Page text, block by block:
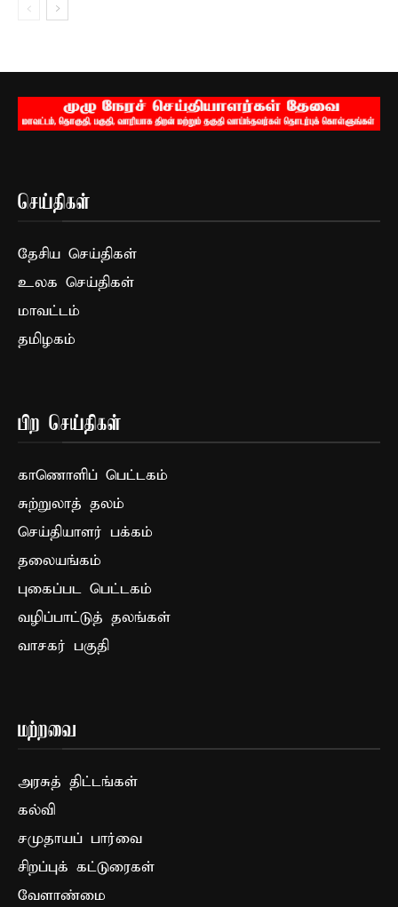
செய்திகள்
தேசிய செய்திகள்
உலக செய்திகள்
மாவட்டம்
தமிழகம்
பிற செய்திகள்
காணொளிப் பெட்டகம்
சுற்றுலாத் தலம்
செய்தியாளர் பக்கம்
தலையங்கம்
புகைப்பட பெட்டகம்
வழிப்பாட்டுத் தலங்கள்
வாசகர் பகுதி
மற்றவை
அரசுத் திட்டங்கள்
கல்வி
சமுதாயப் பார்வை
சிறப்புக் கட்டுரைகள்
வேளாண்மை